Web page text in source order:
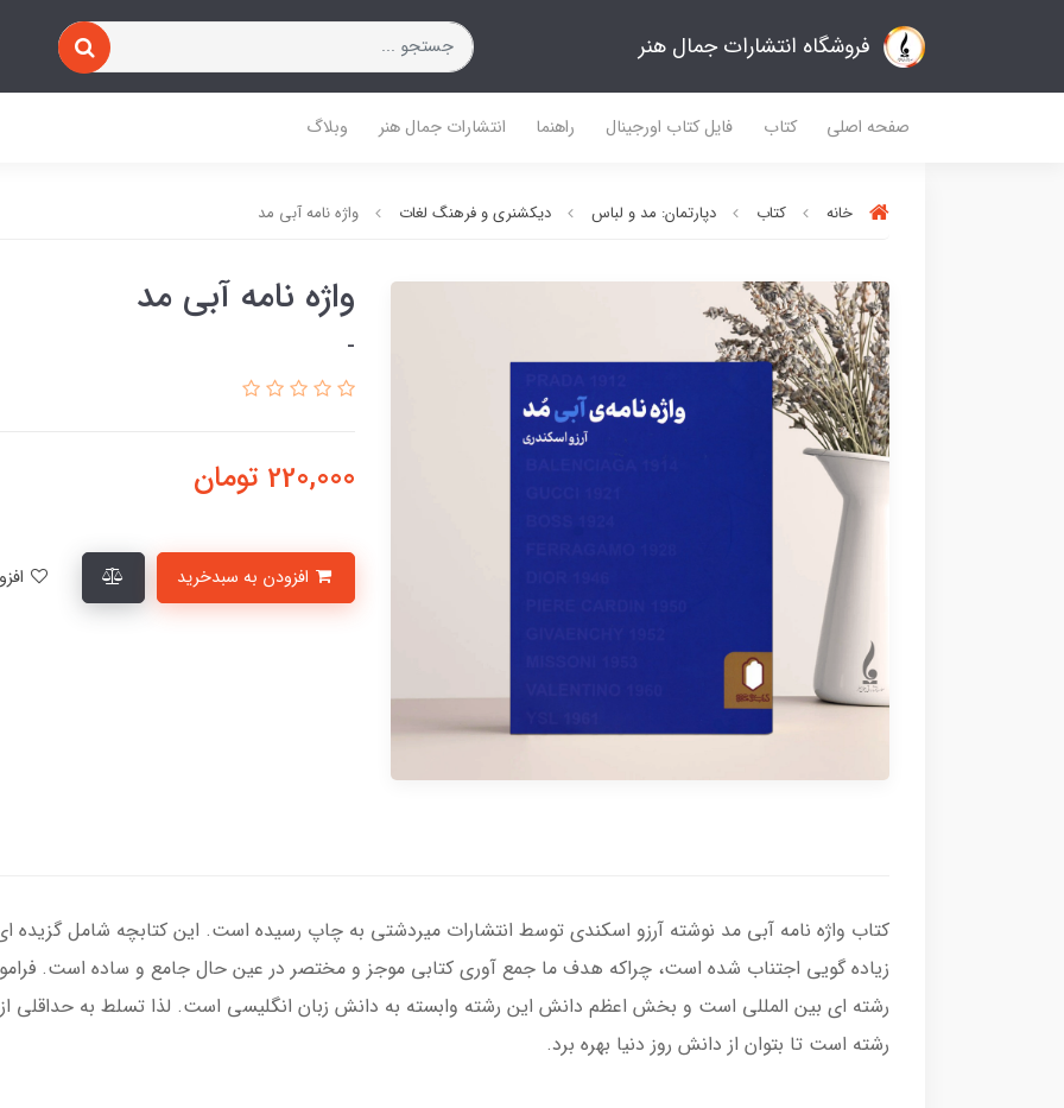
فروشگاه انتشارات جمال هنر
صفحه اصلی کتاب فایل کتاب اورجینال راهنما انتشارات جمال هنر وبلاگ
خانه کتاب دپارتمان: مد و لباس دیکشنری و فرهنگ لغات واژه نامه آبی مد
واژه نامه آبی مد
-
220,000 تومان
کتاب واژه نامه آبی مد نوشته آرزو اسکندی توسط انتشارات میردشتی به چاپ رسیده است. این کتابچه شامل گزیده
زیاده گویی اجتناب شده است، چراکه هدف ما جمع آوری کتابی موجز و مختصر در عین حال جامع و ساده است.
رشته ای بین المللی است و بخش اعظم دانش این رشته وابسته به دانش زبان انگلیسی است. لذا تسلط به حداقلی از
رشته است تا بتوان از دانش روز دنیا بهره برد.